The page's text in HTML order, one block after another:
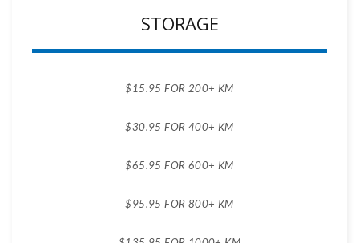
STORAGE
$15.95 FOR 200+ KM
$30.95 FOR 400+ KM
$65.95 FOR 600+ KM
$95.95 FOR 800+ KM